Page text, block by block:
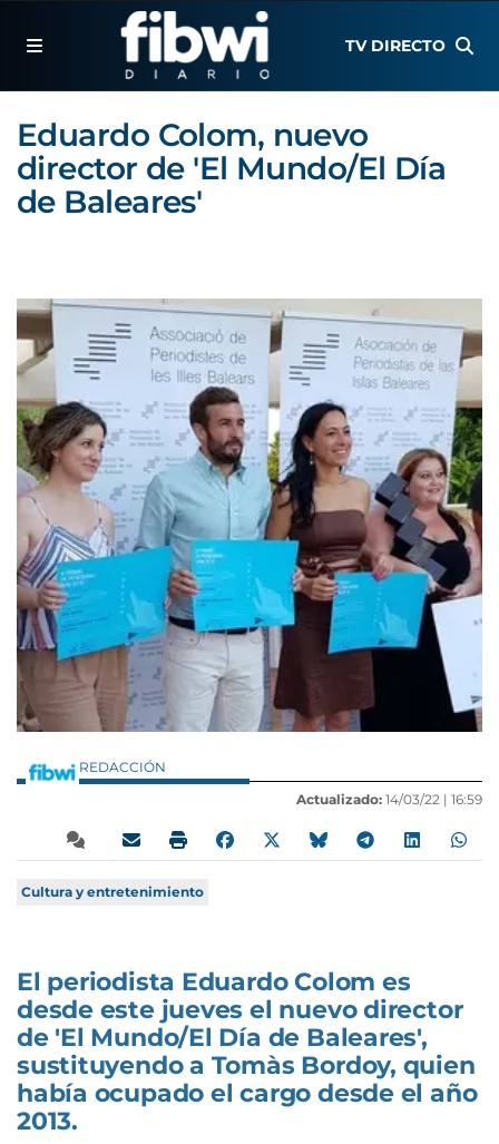
TV DIRECTO
Eduardo Colom, nuevo
director de 'El Mundo/El Día
de Baleares'
REDACCIÓN
Actualizado: 14/03/22 | 16:59
Cultura y entretenimiento
El periodista Eduardo Colom es
desde este jueves el nuevo director
de 'El Mundo/El Día de Baleares',
sustituyendo a Tomàs Bordoy, quien
había ocupado el cargo desde el año
2013.